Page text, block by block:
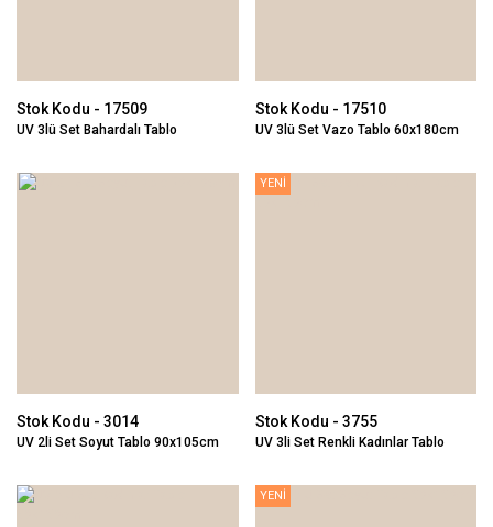
Stok Kodu - 17509
UV 3lü Set Bahardalı Tablo
Stok Kodu - 17510
UV 3lü Set Vazo Tablo 60x180cm
Stok Kodu - 3014
UV 2li Set Soyut Tablo 90x105cm
YENİ
Stok Kodu - 3755
UV 3li Set Renkli Kadınlar Tablo
YENİ